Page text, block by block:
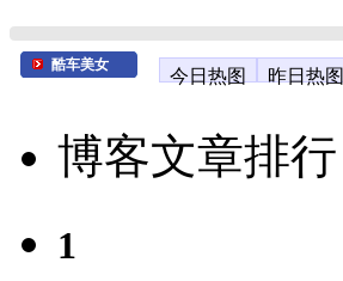
酷车美女
今日热图 昨日热图
博客文章排行
1